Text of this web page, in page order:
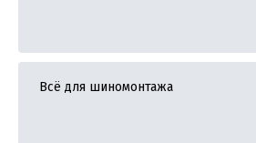
Всё для шиномонтажа